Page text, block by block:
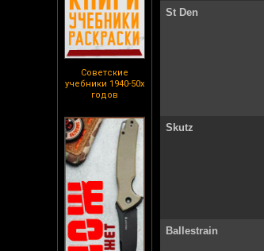
Советские
учебники 1940-50х
годов
St Den
Skutz
Ballestrain